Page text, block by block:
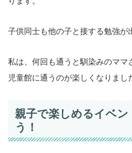
子供同士も他の子と接する勉強が
私は、何回も通うと馴染みのママ
児童館に通うのが楽しくなりまし
親子で楽しめるイベン
う！